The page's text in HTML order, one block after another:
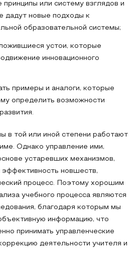
принципы или систему взглядов и
дадут новые подходы к
образовательной системы;
устои, которые
инновационного
примеры и аналоги, которые
определить возможности
в той или иной степени работают
Однако управление ими,
устаревших механизмов,
эффективность новшеств,
процесс. Поэтому хорошим
учебного процесса являются
благодаря которым мы
информацию, что
принимать управленческие
деятельности учителя и